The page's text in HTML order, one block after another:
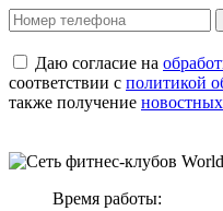
Даю согласие на
соответствии с политикой
также получение
Время работы: